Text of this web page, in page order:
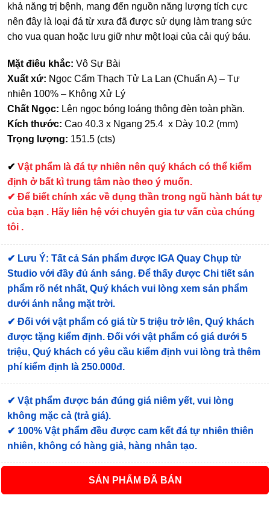
khả năng trị bệnh, mang đến nguồn năng lượng tích cực
nên đây là loại đá từ xưa đã được sử dụng làm trang sức
cho vua quan hoặc lưu giữ như một loại của cải quý báu.
Mặt điêu khắc: Vô Sự Bài
Xuất xứ: Ngọc Cẩm Thạch Tử La Lan (Chuẩn A) – Tự
nhiên 100% – Không Xử Lý
Chất Ngọc: Lên ngọc bóng loáng thông đèn toàn phần.
Kích thước: Cao 40.3 x Ngang 25.4 x Dày 10.2 (mm)
Trọng lượng: 151.5 (cts)
✔ Vật phẩm là đá tự nhiên nên quý khách có thể kiểm
định ở bất kì trung tâm nào theo ý muốn.
✔ Để biết chính xác về dụng thần trong ngũ hành bát tự
của bạn . Hãy liên hệ với chuyên gia tư vấn của chúng
tôi .
✔ Lưu Ý: Tất cả Sản phẩm được IGA Quay Chụp từ
Studio với đầy đủ ánh sáng. Để thấy được Chi tiết sản
phẩm rõ nét nhất, Quý khách vui lòng xem sản phẩm
dưới ánh nắng mặt trời.
✔ Đối với vật phẩm có giá từ 5 triệu trở lên, Quý khách
được tặng kiểm định. Đối với vật phẩm có giá dưới 5
triệu, Quý khách có yêu cầu kiểm định vui lòng trả thêm
phí kiểm định là 250.000đ.
✔ Vật phẩm được bán đúng giá niêm yết, vui lòng
không mặc cả (trả giá).
✔ 100% Vật phẩm đều được cam kết đá tự nhiên thiên
nhiên, không có hàng giả, hàng nhân tạo.
ĐÃ BÁN